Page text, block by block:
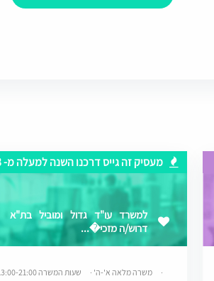
מעסיק זה גייס דרכנו השנה למעלה מ- 3
למשרד עו"ד גדול ומוביל בת"א
דרוש/ה מזכי�...